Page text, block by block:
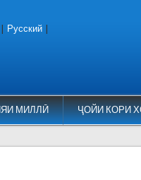
МИЛЛӢ ҶОЙИ КОРИ
Русский